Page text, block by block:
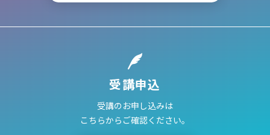
受講申込
受講のお申し込みは
こちらからご確認ください。